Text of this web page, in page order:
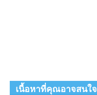
เนื้อหาที่คุณอาจสนใจ